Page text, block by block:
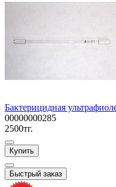
Бактерицидная
00000000285
2500тг.
Купить
Быстрый заказ